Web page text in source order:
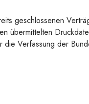
geschlossenen
übermittelten
die Verfassung der